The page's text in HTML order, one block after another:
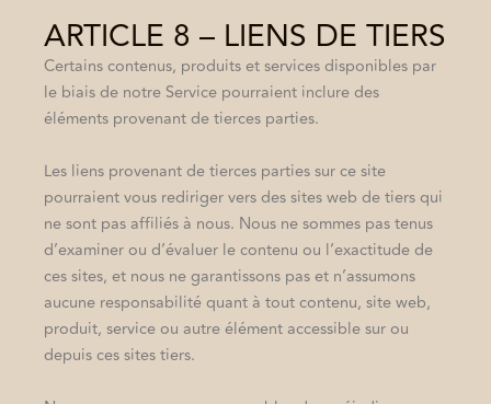
ARTICLE 8 – LIENS DE TIERS
Certains contenus, produits et services disponibles par
le biais de notre Service pourraient inclure des
éléments provenant de tierces parties.
Les liens provenant de tierces parties sur ce site
pourraient vous rediriger vers des sites web de tiers qui
ne sont pas affiliés à nous. Nous ne sommes pas tenus
d’examiner ou d’évaluer le contenu ou l’exactitude de
ces sites, et nous ne garantissons pas et n’assumons
aucune responsabilité quant à tout contenu, site web,
produit, service ou autre élément accessible sur ou
depuis ces sites tiers.